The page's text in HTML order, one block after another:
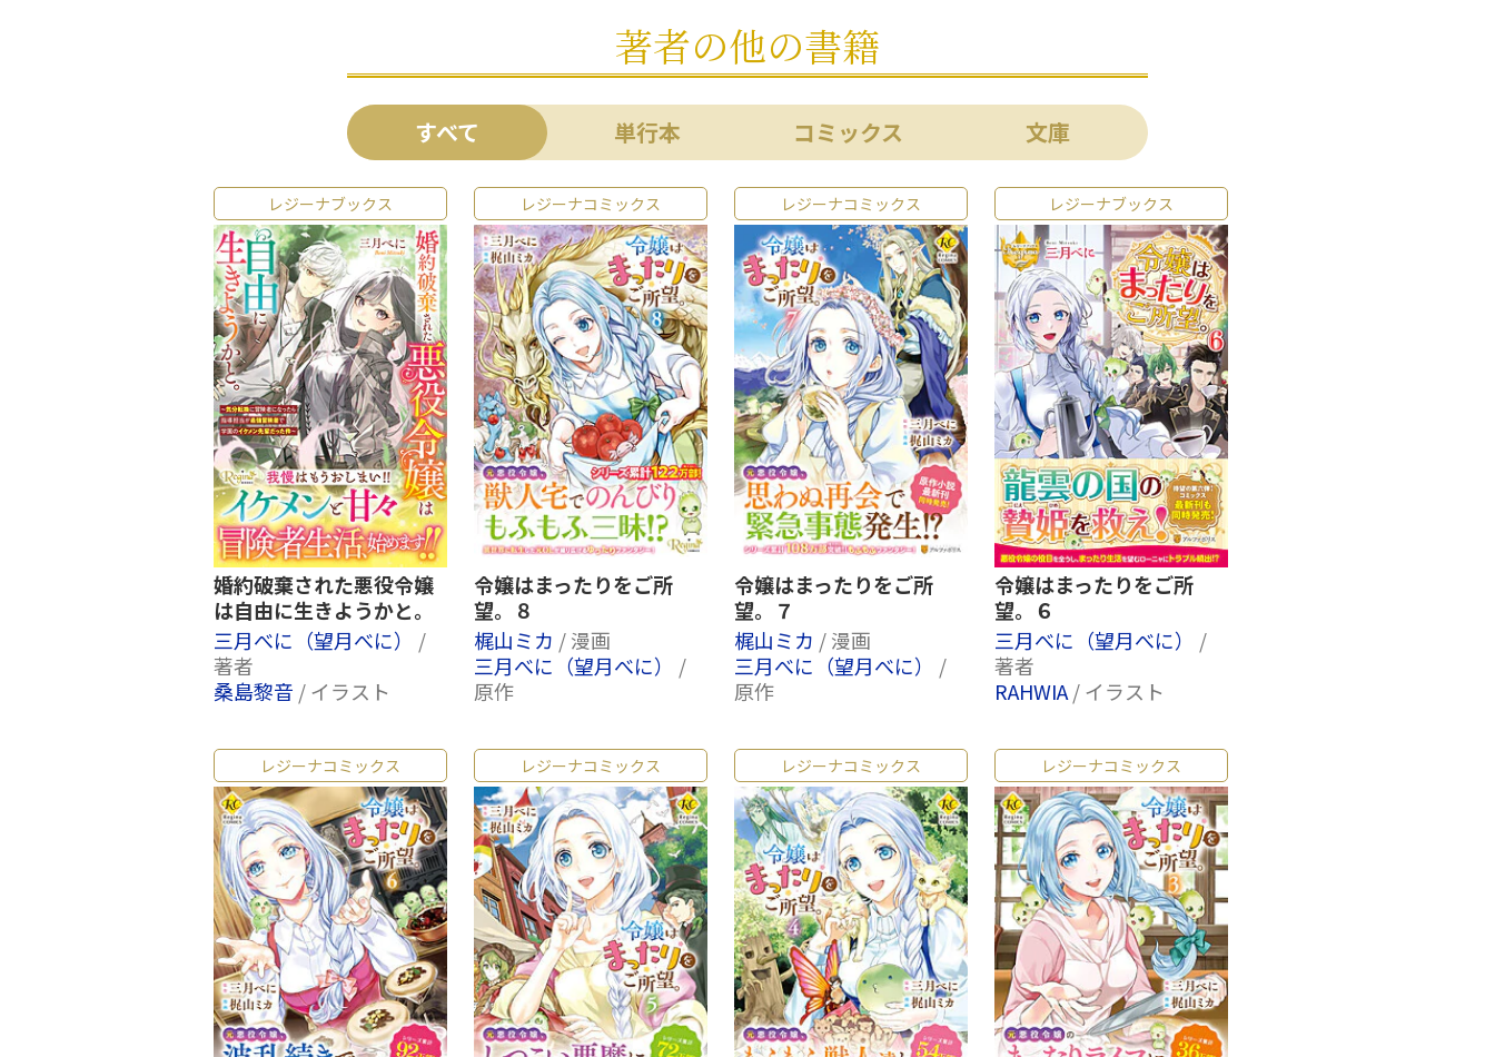
著者の他の書籍
すべて 単行本 コミックス 文庫
レジーナブックス
婚約破棄された悪役令嬢
は自由に生きようかと。
三月べに（望月べに） /
著者
桑島黎音 / イラスト
レジーナコミックス
令嬢はまったりをご所
望。８
梶山ミカ / 漫画
三月べに（望月べに） /
原作
レジーナコミックス
令嬢はまったりをご所
望。７
梶山ミカ / 漫画
三月べに（望月べに） /
原作
レジーナブックス
令嬢はまったりをご所
望。６
三月べに（望月べに） /
著者
RAHWIA/ イラスト
レジーナコミックス レジーナコミックス レジーナコミックス レジーナコミックス